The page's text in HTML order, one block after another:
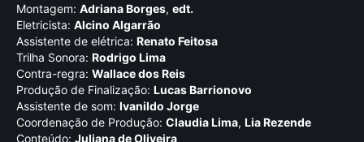
Montagem: Adriana Borges, edt.
Eletricista: Alcino Algarrão
Assistente de elétrica: Renato Feitosa
Trilha Sonora: Rodrigo Lima
Contra-regra: Wallace dos Reis
Produção de Finalização: Lucas Barrionovo
Assistente de som: Ivanildo Jorge
Coordenação de Produção: Claudia Lima, Lia Rezende
Conteúdo: Juliana de Oliveira